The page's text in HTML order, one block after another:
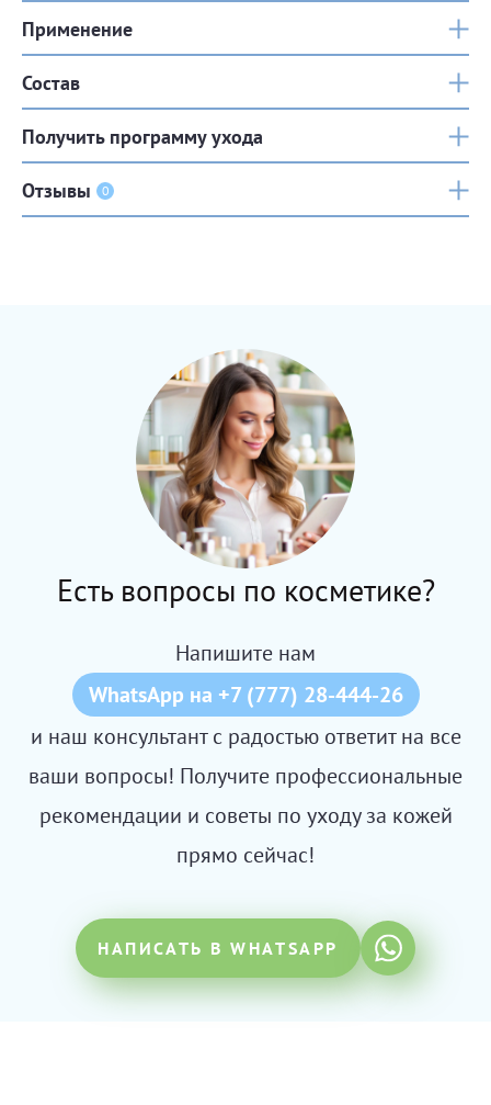
Применение
Состав
Получить программу ухода
Отзывы 0
Есть вопросы по косметике?
Напишите нам
WhatsApp на +7 (777) 28-444-26
и наш консультант с радостью ответит на все
ваши вопросы! Получите профессиональные
рекомендации и советы по уходу за кожей
прямо сейчас!
НАПИСАТЬ В WHATSAPP